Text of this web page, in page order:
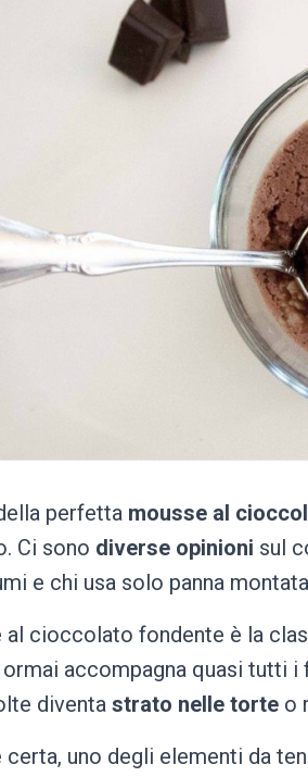
perfetta mousse al
Ci sono diverse opinioni sul
e chi usa solo panna
al cioccolato fondente è la
ormai accompagna quasi tutti i
diventa strato nelle torte o
certa, uno degli elementi da